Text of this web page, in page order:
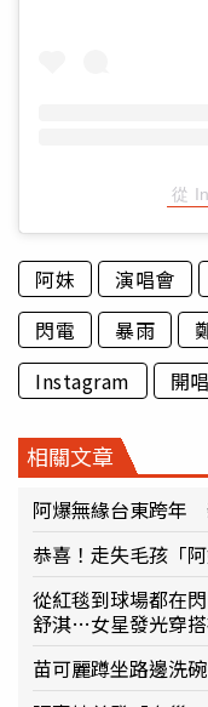
從
阿妹 演唱會
閃電
暴雨
Instagram
開唱
相關文章
阿爆無緣台東跨年
恭喜！走失毛孩「
從紅毯到球場都在
舒淇…女星發光穿
苗可麗蹲坐路邊洗